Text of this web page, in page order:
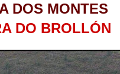
DOS MONTES
DO BROLLÓN